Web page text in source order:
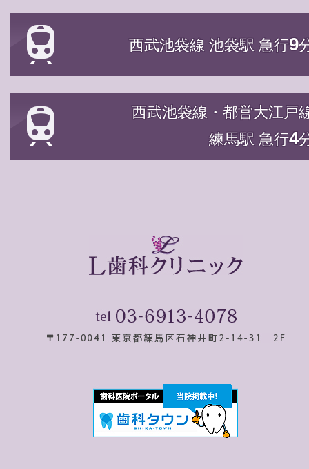
西武池袋線 池袋駅 急行9
西武池袋線・都営大江戸
練馬駅 急行4